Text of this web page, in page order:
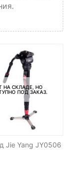
НА СКЛАДЕ, НО
ПОД ЗАКАЗ.
Jie Yang JY0506